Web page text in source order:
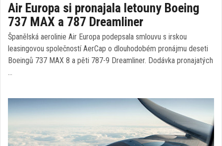
Air Europa si pronajala letouny Boeing
737 MAX a 787 Dreamliner
Španělská aerolinie Air Europa podepsala smlouvu s irskou
leasingovou společností AerCap o dlouhodobém pronájmu deseti
Boeingů 737 MAX 8 a pěti 787-9 Dreamliner. Dodávka pronajatých
…